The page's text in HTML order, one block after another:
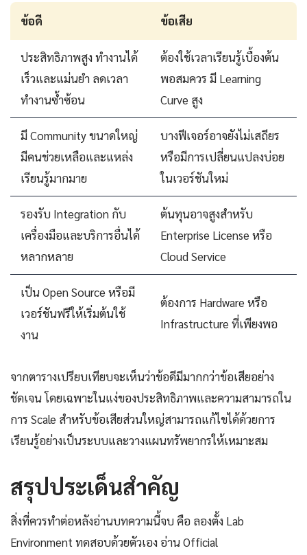
ข้อดี ข้อเสีย
ประสิทธิภาพสูง ทำงานได้
เร็วและแม่นยำ ลดเวลา
ทำงานซ้ำซ้อน
ต้องใช้เวลาเรียนรู้เบื้องต้น
พอสมควร มี Learning
Curve สูง
มี Community ขนาดใหญ่
มีคนช่วยเหลือและแหล่ง
เรียนรู้มากมาย
บางฟีเจอร์อาจยังไม่เสถียร
หรือมีการเปลี่ยนแปลงบ่อย
ในเวอร์ชันใหม่
รองรับ Integration กับ
เครื่องมือและบริการอื่นได้
หลากหลาย
ต้นทุนอาจสูงสำหรับ
Enterprise License หรือ
Cloud Service
เป็น Open Source หรือมี
เวอร์ชันฟรีให้เริ่มต้นใช้
งาน
ต้องการ Hardware หรือ
Infrastructure ที่เพียงพอ
จากตารางเปรียบเทียบจะเห็นว่าข้อดีมีมากกว่าข้อเสียอย่าง
ชัดเจน โดยเฉพาะในแง่ของประสิทธิภาพและความสามารถใน
การ Scale สำหรับข้อเสียส่วนใหญ่สามารถแก้ไขได้ด้วยการ
เรียนรู้อย่างเป็นระบบและวางแผนทรัพยากรให้เหมาะสม
สรุปประเด็นสำคัญ
สิ่งที่ควรทำต่อหลังอ่านบทความนี้จบ คือ ลองตั้ง Lab
Environment ทดสอบด้วยตัวเอง อ่าน Official